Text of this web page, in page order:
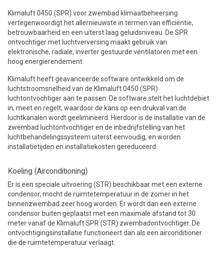
Klimaluft 0450 (SPR) voor zwembad klimaatbeheersing
vertegenwoordigt het allernieuwste in termen van efficiëntie,
betrouwbaarheid en een uiterst laag geluidsniveau. De SPR
ontvochtiger met luchtverversing maakt gebruik van
elektronische, radiale, inverter gestuurde ventilatoren met een
hoog energierendement.
Klimaluft heeft geavanceerde software ontwikkeld om de
luchtstroomsnelheid van de Klimaluft 0450 (SPR)
luchtontvochtiger aan te passen. De software stelt het luchtdebiet
in, meet en regelt, waardoor de kans op een drukval van de
luchtkanalen wordt geëlimineerd. Hierdoor is de installatie van de
zwembad luchtontvochtiger en de inbedrijfstelling van het
luchtbehandelingssysteem uiterst eenvoudig, en worden
installatietijden en installatiekosten gereduceerd.
Koeling (Airconditioning)
Er is een speciale uitvoering (STR) beschikbaar met een externe
condensor, mocht de ruimtetemperatuur in de zomer in het
binnenzwembad zeer hoog worden. Er wordt dan een externe
condensor buiten geplaatst met een maximale afstand tot 30
meter vanaf de Klimaluft SPR (STR) zwembadontvochtiger. De
ontvochtigingsinstallatie functioneert dan als een airconditioner
die de ruimtetemperatuur verlaagt.